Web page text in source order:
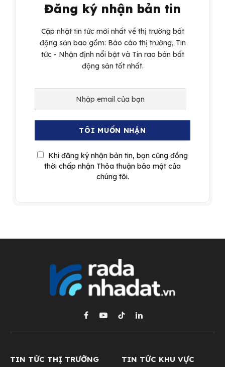
Đăng ký nhận bản tin
Cập nhật tin tức mới nhất về thị trường bất
động sản bao gồm: Báo cáo thị trường, Tin
tức - Nhận định nổi bật và Tin rao bán bất
động sản tốt nhất.
Khi đăng ký nhận bản tin, bạn cũng đồng
thời chấp nhận Thỏa thuận bảo mật của
chúng tôi.
Facebook
YouTubeTikTokLinkedIn
TIN TỨC THỊ TRƯỜNG TIN TỨC KHU VỰC